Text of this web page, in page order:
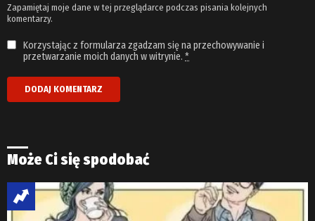
Zapamiętaj moje dane w tej przeglądarce podczas pisania kolejnych
komentarzy.
Korzystając z formularza zgadzam się na przechowywanie i
przetwarzanie moich danych w witrynie. *
Może Ci się spodobać